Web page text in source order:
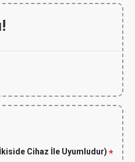
Cihaz İle Uyumludur)